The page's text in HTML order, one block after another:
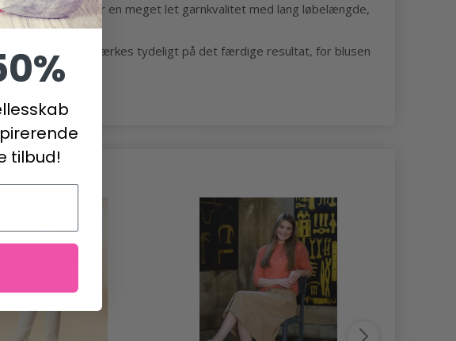
Super Kid Silk er en meget let garnkvalitet med lang løbelængde,
bluse. Det mærkes tydeligt på det færdige resultat, for blusen
for varm.
tilbud!